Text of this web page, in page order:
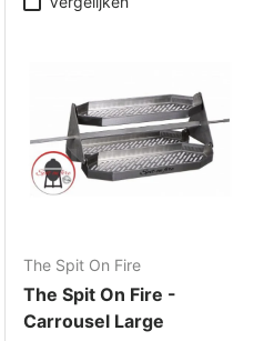
The Spit On Fire
The Spit On Fire -
Carrousel Large